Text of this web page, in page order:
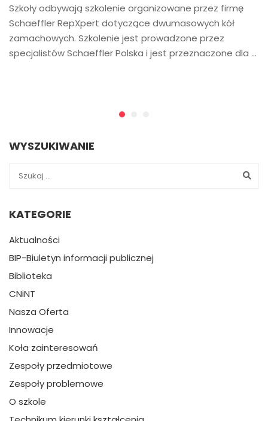
Szkoły odbywają szkolenie organizowane przez firmę
Schaeffler RepXpert dotyczące dwumasowych kół
zamachowych. Szkolenie jest prowadzone przez
specjalistów Schaeffler Polska i jest przeznaczone dla …
WYSZUKIWANIE
KATEGORIE
Aktualności
BIP-Biuletyn informacji publicznej
Biblioteka
CNiNT
Nasza Oferta
Innowacje
Koła zainteresowań
Zespoły przedmiotowe
Zespoły problemowe
O szkole